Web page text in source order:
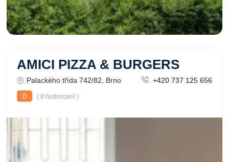
AMICI PIZZA & BURGERS
Palackého třída 742/82, Brno
+420 737 125 656
0
( 0 hodnocení )